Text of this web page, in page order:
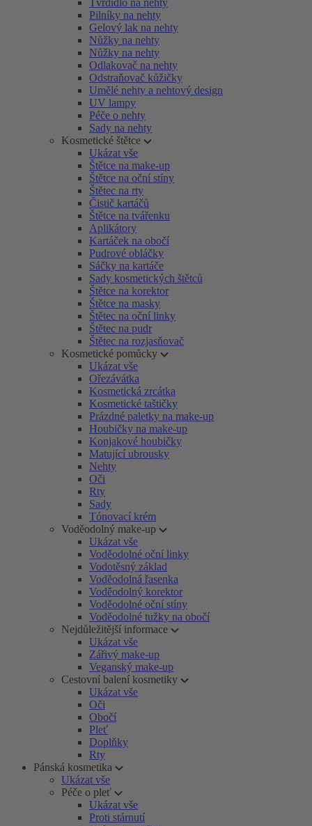
Tvrdidlo na nehty
Pilníky na nehty
Gelový lak na nehty
Nůžky na nehty
Nůžky na nehty
Odlakovač na nehty
Odstraňovač kůžičky
Umělé nehty a nehtový design
UV lampy
Péče o nehty
Sady na nehty
Kosmetické štětce
Ukázat vše
Štětce na make-up
Štětce na oční stíny
Štětec na rty
Čistič kartáčů
Štětce na tvářenku
Aplikátory
Kartáček na obočí
Pudrové obláčky
Sáčky na kartáče
Sady kosmetických štětců
Štětce na korektor
Štětce na masky
Štětec na oční linky
Štětec na pudr
Štětec na rozjasňovač
Kosmetické pomůcky
Ukázat vše
Ořezávátka
Kosmetická zrcátka
Kosmetické taštičky
Prázdné paletky na make-up
Houbičky na make-up
Konjakové houbičky
Matující ubrousky
Nehty
Oči
Rty
Sady
Tónovací krém
Voděodolný make-up
Ukázat vše
Voděodolné oční linky
Vodotěsný základ
Voděodolná řasenka
Voděodolný korektor
Voděodolné oční stíny
Voděodolné tužky na obočí
Nejdůležitější informace
Ukázat vše
Zářivý make-up
Veganský make-up
Cestovní balení kosmetiky
Ukázat vše
Oči
Obočí
Pleť
Doplňky
Rty
Pánská kosmetika
Ukázat vše
Péče o pleť
Ukázat vše
Proti stárnutí